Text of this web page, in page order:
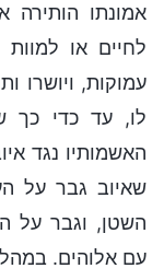
אמונתו
לחיים או
עמוקות, ויושרו
לו, עד כדי כך
האשמותיו נגד
שאיוב גבר על
השטן, וגבר על
עם אלוהים.